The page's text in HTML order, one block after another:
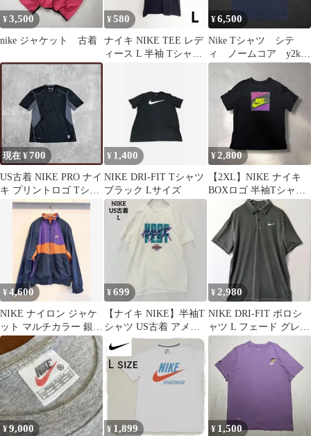
¥3,500
nike ジャケット 古着
¥580
ナイキ NIKE TEE レデ
ィース L 半袖 Tシャツ
¥6,500
Nike Tシャツ シテ
ィ ノームコア y2k
archive 短丈
現在 ¥ 700
US古着 NIKE PRO ナイ
キ プリントロゴ Tシャ
ツ ブラック×グレー M
¥ 1,400
NIKE DRI-FIT Tシャツ
ブラック Lサイズ
¥2,800
【2XL】NIKE ナイキ
BOXロゴ 半袖Tシャツ
ブラック エレファント
¥4,600
NIKE ナイロン ジャケ
ット マルチカラー 銀タ
グ 90年代 M
¥699
【ナイキ NIKE】半袖T
シャツ US古着 アメリ
カ古着 ホワイト Lサイ
ズ
¥2,980
NIKE DRI-FIT ポロシ
ャツ L フェード グレー
オーバーサイズ 古着
¥9,000 ¥ 1,899 ¥ 1,500